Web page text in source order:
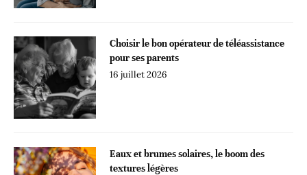
Choisir le bon opérateur de téléassistance
pour ses parents
16 juillet 2026
Eaux et brumes solaires, le boom des
textures légères